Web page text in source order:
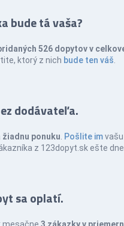
bude tá vaša?
526 dopytov v
ktorý z nich bude ten váš
dodávateľa.
ponuku Pošlite imvašu
z 123dopyt.sk ešte
sa oplatí.